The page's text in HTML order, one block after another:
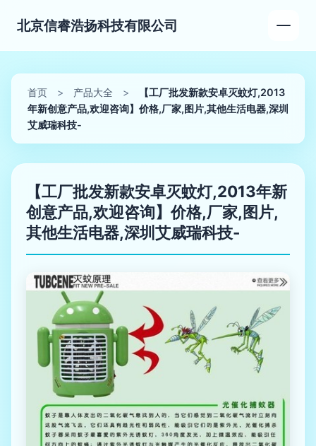
北京信睿浩扬科技有限公司
首页 > 产品大全 >
【工厂批发新款安卓灭蚊灯,2013
年新创意产品,欢迎咨询】价格,厂家,图片,其他生活电器,深圳
艾威瑞科技-
【工厂批发新款安卓灭蚊灯,2013年新
创意产品,欢迎咨询】价格,厂家,图片,
其他生活电器,深圳艾威瑞科技-